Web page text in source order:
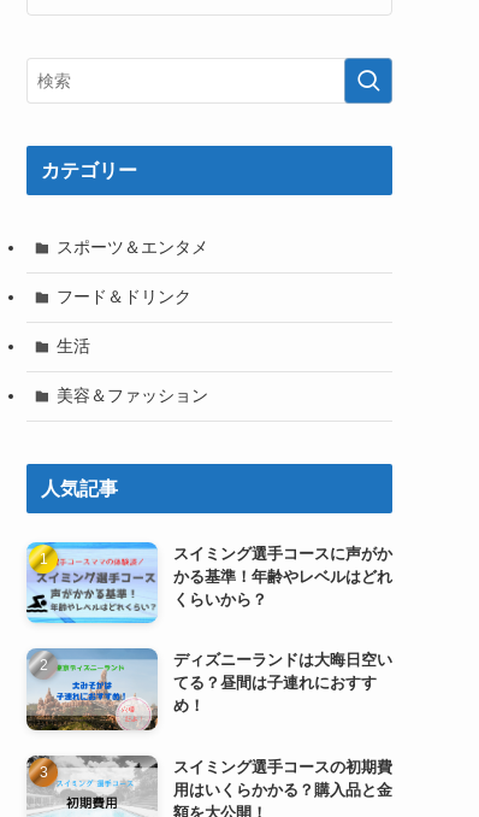
カテゴリー
スポーツ＆エンタメ
フード＆ドリンク
生活
美容＆ファッション
人気記事
スイミング選手コースに声がか
かる基準！年齢やレベルはどれ
くらいから？
ディズニーランドは大晦日空い
てる？昼間は子連れにおすす
め！
スイミング選手コースの初期費
用はいくらかかる？購入品と金
額を大公開！